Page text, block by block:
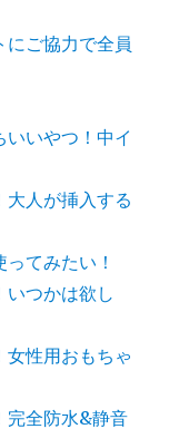
にご協力で全員
いやつ！中イ
大人が挿入する
てみたい！
いつかは欲し
女性用おもちゃ
完全防水&静音